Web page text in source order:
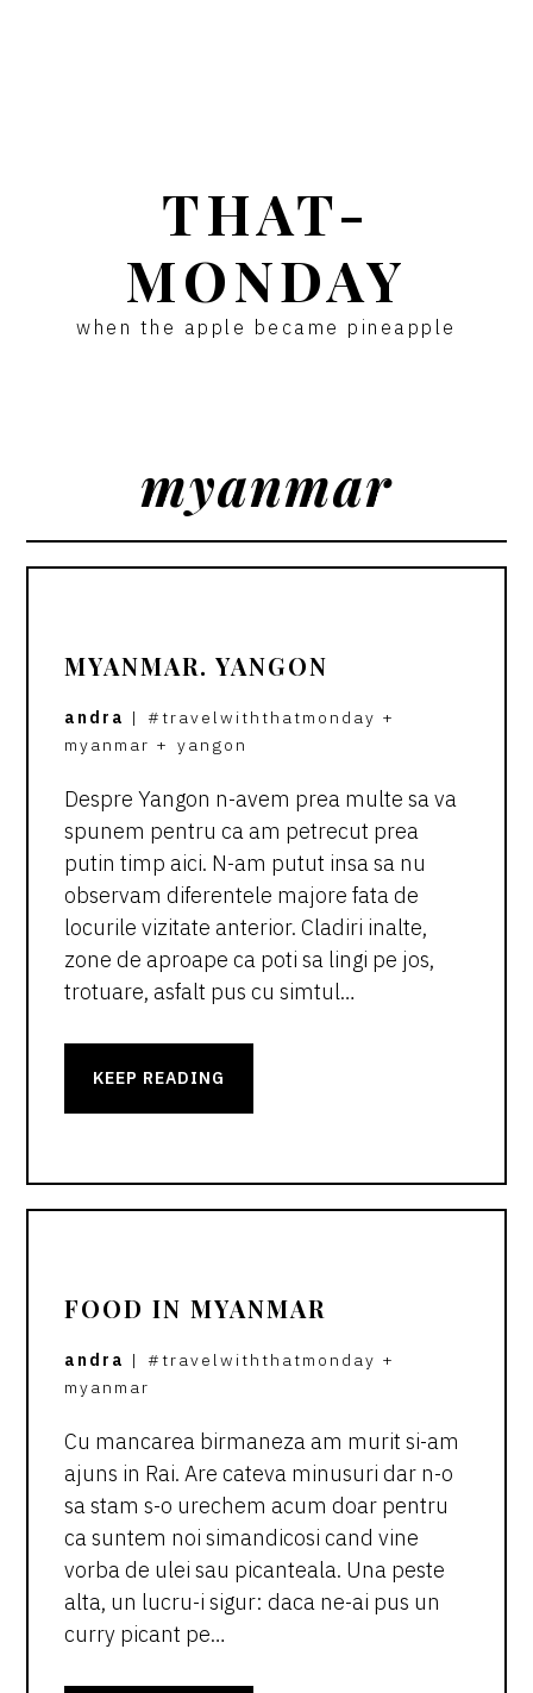
THAT-
MONDAY
when the apple became pineapple
myanmar
MYANMAR. YANGON
andra | #travelwiththatmonday +
myanmar + yangon
Despre Yangon n-avem prea multe sa va
spunem pentru ca am petrecut prea
putin timp aici. N-am putut insa sa nu
observam diferentele majore fata de
locurile vizitate anterior. Cladiri inalte,
zone de aproape ca poti sa lingi pe jos,
trotuare, asfalt pus cu simtul…
KEEP READING
FOOD IN MYANMAR
andra | #travelwiththatmonday +
myanmar
Cu mancarea birmaneza am murit si-am
ajuns in Rai. Are cateva minusuri dar n-o
sa stam s-o urechem acum doar pentru
ca suntem noi simandicosi cand vine
vorba de ulei sau picanteala. Una peste
alta, un lucru-i sigur: daca ne-ai pus un
curry picant pe…